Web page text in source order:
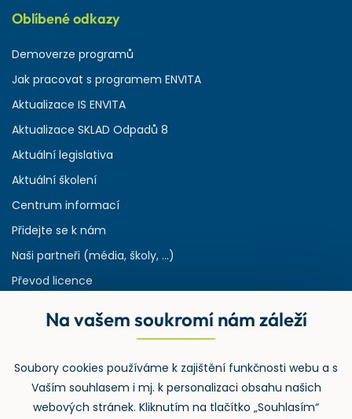
Oblíbené odkazy
Demoverze programů
Jak pracovat s programem ENVITA
Aktualizace IS ENVITA
Aktualizace SKLAD Odpadů 8
Aktuální legislativa
Aktuální školení
Centrum informací
Přidejte se k nám
Naši partneři (média, školy, ...)
Převod licence
Rejstřík používaných zkratek v odpadech
Zpětný odběr
Na vašem soukromí nám záleží
Soubory cookies používáme k zajištění funkčnosti webu a s
Vaším souhlasem i mj. k personalizaci obsahu našich
webových stránek. Kliknutím na tlačítko „Souhlasím“